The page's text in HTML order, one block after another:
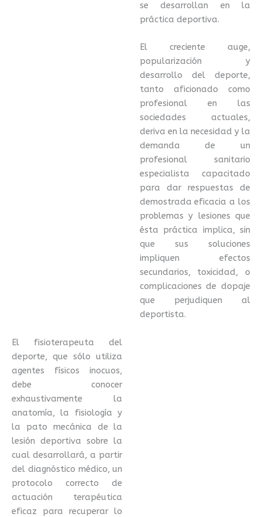
se desarrollan en la
práctica deportiva.
El creciente auge,
popularización y
desarrollo del deporte,
tanto aficionado como
profesional en las
sociedades actuales,
deriva en la necesidad y la
demanda de un
profesional sanitario
especialista capacitado
para dar respuestas de
demostrada eficacia a los
problemas y lesiones que
ésta práctica implica, sin
que sus soluciones
impliquen efectos
secundarios, toxicidad, o
complicaciones de dopaje
que perjudiquen al
deportista.
El fisioterapeuta del
deporte, que sólo utiliza
agentes físicos inocuos,
debe conocer
exhaustivamente la
anatomía, la fisiología y
la pato mecánica de la
lesión deportiva sobre la
cual desarrollará, a partir
del diagnóstico médico, un
protocolo correcto de
actuación terapéutica
eficaz para recuperar lo